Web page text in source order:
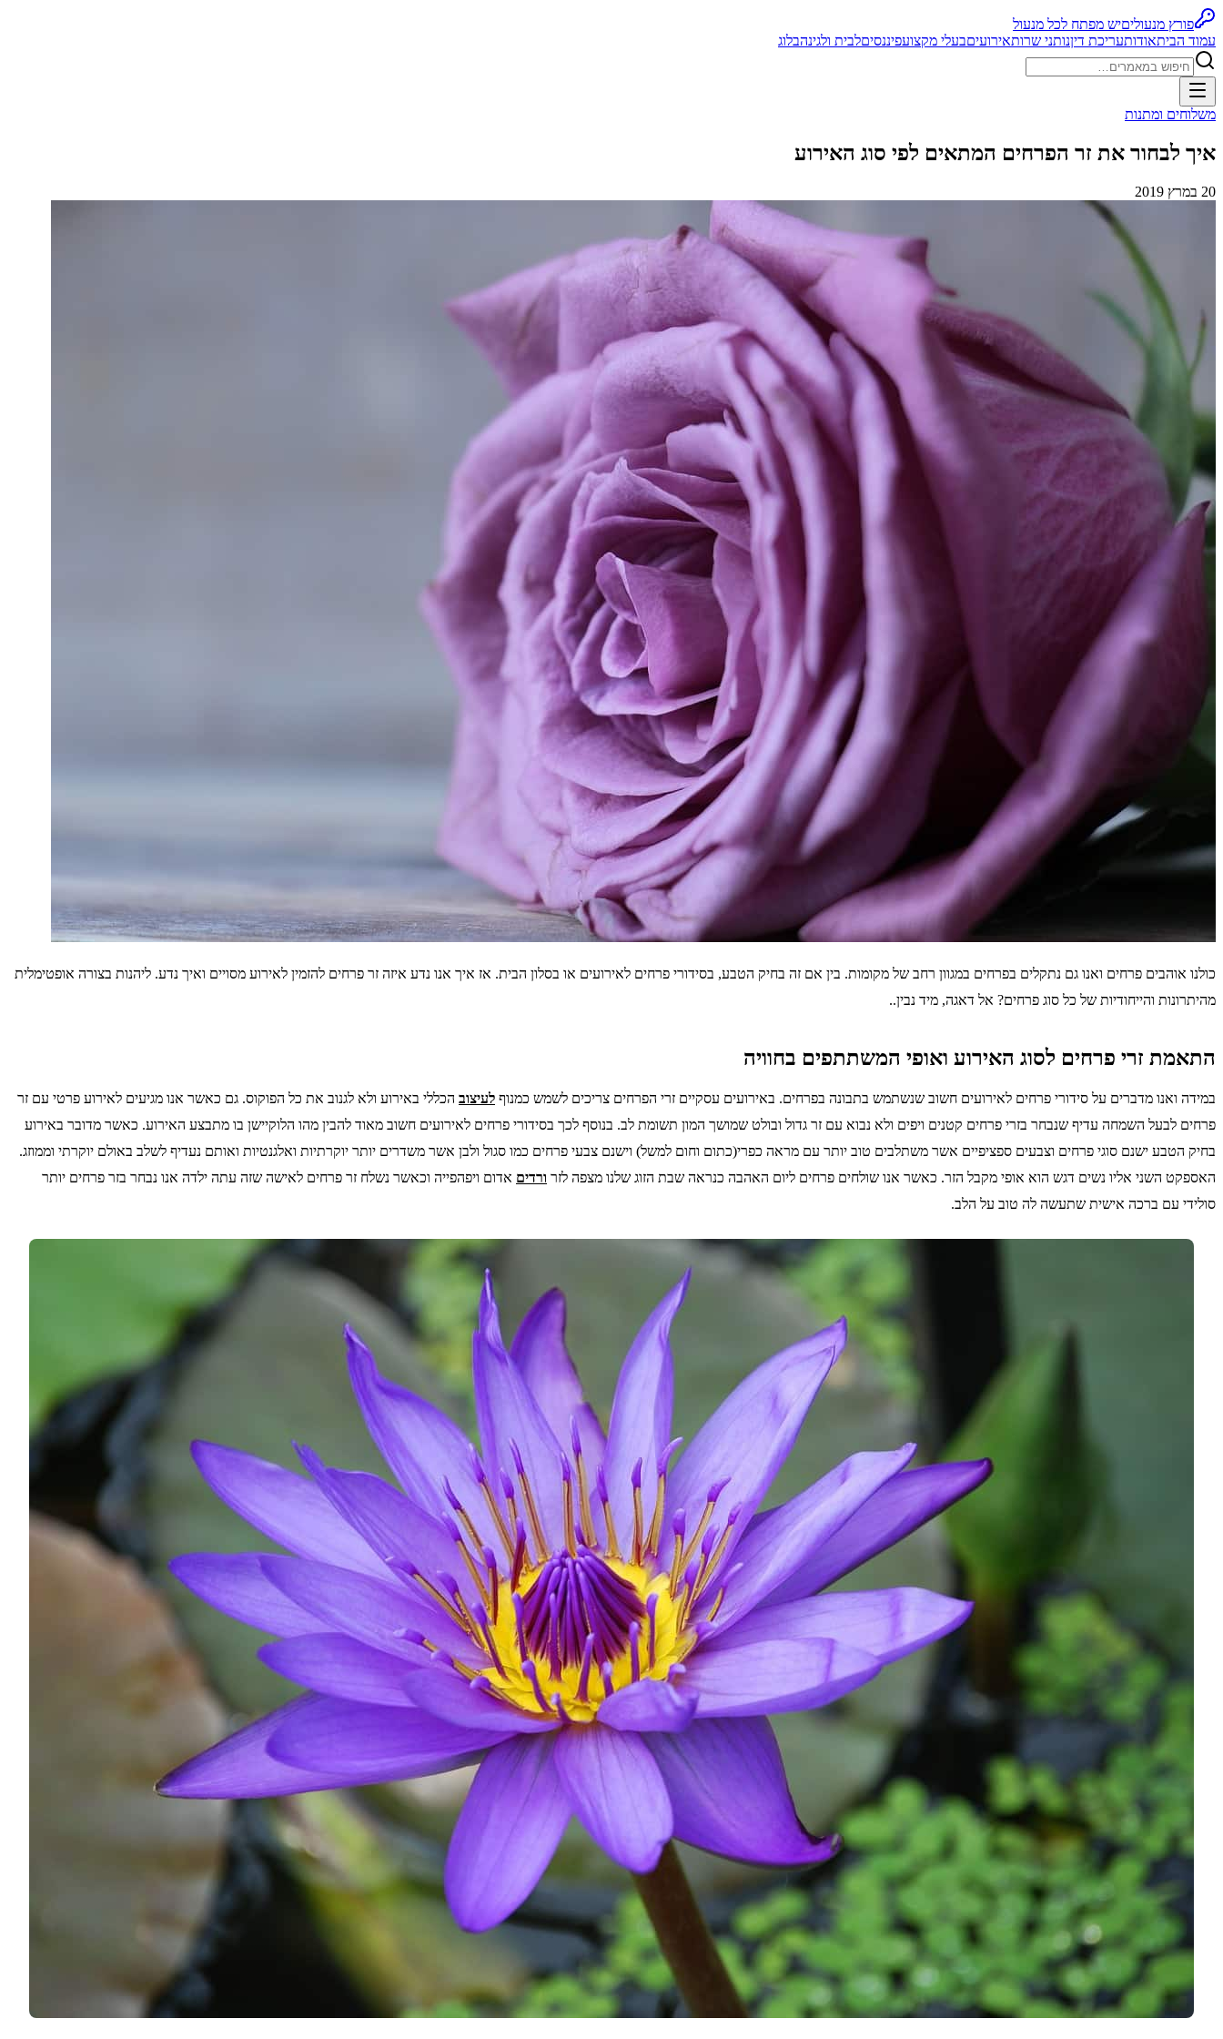
פורץ מנעוליםיש מפתח לכל מנעול
עמוד הביתאודותעריכת דיןנותני שרותאירועיםבעלי מקצועפיננסיםלבית ולגינהבלוג
משלוחים ומתנות
איך לבחור את זר הפרחים המתאים לפי סוג האירוע
20 במרץ 2019
כולנו אוהבים פרחים ואנו גם נתקלים בפרחים במגוון רחב של מקומות. בין אם זה בחיק הטבע, בסידורי פרחים לאירועים או בסלון הבית. אז איך אנו נדע איזה זר פרחים להזמין לאירוע מסויים ואיך נדע. ליהנות בצורה אופטימלית
מהיתרונות והייחודיות של כל סוג פרחים? אל דאגה, מיד נבין..
התאמת זרי פרחים לסוג האירוע ואופי המשתתפים בחוויה
במידה ואנו מדברים על סידורי פרחים לאירועים חשוב שנשתמש בתבונה בפרחים. באירועים עסקיים זרי הפרחים צריכים לשמש כמנוף לעיצוב הכללי באירוע ולא לגנוב את כל הפוקוס. גם כאשר אנו מגיעים לאירוע פרטי עם זר
פרחים לבעל השמחה עדיף שנבחר בזרי פרחים קטנים ויפים ולא נבוא עם זר גדול ובולט שמושך המון תשומת לב. בנוסף לכך בסידורי פרחים לאירועים חשוב מאוד להבין מהו הלוקיישן בו מתבצע האירוע. כאשר מדובר באירוע
בחיק הטבע ישנם סוגי פרחים וצבעים ספציפיים אשר משתלבים טוב יותר עם מראה כפרי(כתום וחום למשל) וישנם צבעי פרחים כמו סגול ולבן אשר משדרים יותר יוקרתיות ואלגנטיות ואותם נעדיף לשלב באולם יוקרתי וממוזג.
האספקט השני אליו נשים דגש הוא אופי מקבל הזר. כאשר אנו שולחים פרחים ליום האהבה כנראה שבת הזוג שלנו מצפה לזר ורדים אדום ויפהפייה וכאשר נשלח זר פרחים לאישה שזה עתה ילדה אנו נבחר בזר פרחים יותר
סולידי עם ברכה אישית שתעשה לה טוב על הלב.